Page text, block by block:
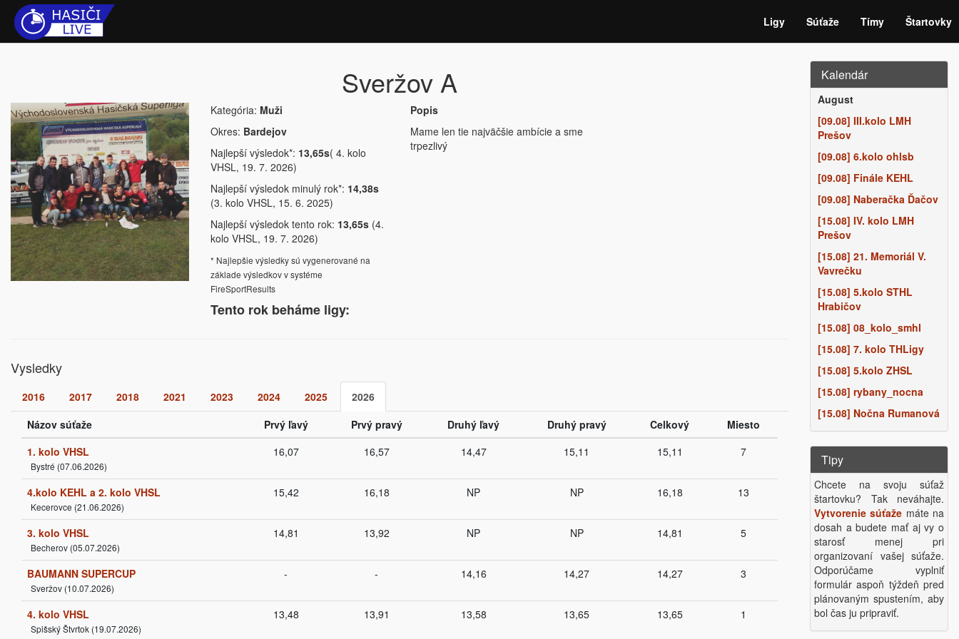
Ligy Súťaže Tímy Štartovky
Sveržov A
Kategória: Muži
Okres: Bardejov
Najlepší výsledok*: 13,65s( 4. kolo
VHSL, 19. 7. 2026)
Najlepší výsledok minulý rok*: 14,38s
(3. kolo VHSL, 15. 6. 2025)
Najlepší výsledok tento rok: 13,65s (4.
kolo VHSL, 19. 7. 2026)
* Najlepšie výsledky sú vygenerované na
základe výsledkov v systéme
FireSportResults
Tento rok beháme ligy:
Popis
Mame len tie najväčšie ambície a sme
trpezlivý
Vysledky
2016 2017 2018 2021 2023 2024 2025
2026
Názov súťaže
Prvý ľavý Prvý pravý Druhý ľavý Druhý pravý Celkový
Miesto
1. kolo VHSL
Bystré (07.06.2026)
16,07 16,57 14,47 15,11 15,11 7
4.kolo KEHL a 2. kolo VHSL
Kecerovce (21.06.2026)
15,42 16,18 NP NP 16,18 13
3. kolo VHSL
Becherov (05.07.2026)
14,81 13,92 NP NP 14,81 5
BAUMANN SUPERCUP
Sveržov (10.07.2026)
- - 14,16 14,27 14,27 3
4. kolo VHSL
Spišský Štvrtok (19.07.2026)
13,48 13,91 13,58 13,65 13,65 1
Kalendár
August
[09.08] III.kolo LMH
Prešov
[09.08] 6.kolo ohlsb
[09.08] Finále KEHL
[09.08] Naberačka Ďačov
[15.08] IV. kolo LMH
Prešov
[15.08] 21. Memoriál V.
Vavrečku
[15.08] 5.kolo STHL
Hrabičov
[15.08] 08_kolo_smhl
[15.08] 7. kolo THLigy
[15.08] 5.kolo ZHSL
[15.08] rybany_nocna
[15.08] Nočna Rumanová
Tipy
Chcete na svoju súťaž
štartovku? Tak neváhajte.
Vytvorenie súťaže máte na
dosah a budete mať aj vy o
starosť menej pri
organizovaní vašej súťaže.
Odporúčame vyplniť
formulár aspoň týždeň pred
plánovaným spustením, aby
bol čas ju pripraviť.